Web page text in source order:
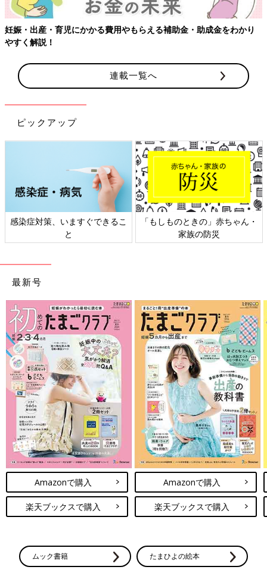
かる費用やもらえる補助金・助成金をわかり
連載一覧へ
ピックアップ
ますぐできるこ
「もしものときの」赤ちゃん・
日本外来小
最新号
Amazonで購入
楽天ブックスで購入
Amazonで購入
楽天ブックスで購入
ムック書籍 たまひよの絵本